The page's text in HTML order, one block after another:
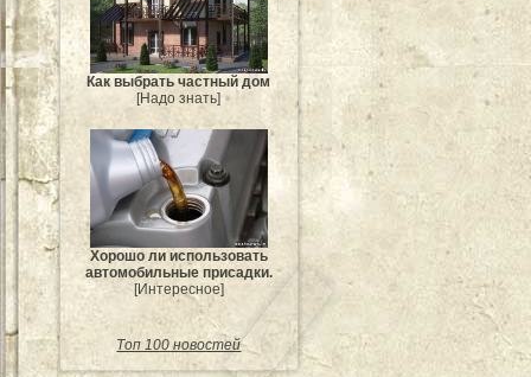
Как выбрать частный дом
[Надо знать]
Хорошо ли использовать
автомобильные присадки.
[Интересное]
Топ 100 новостей